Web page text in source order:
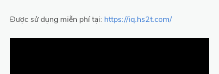
Được sử dụng miễn phí tại: https://iq.hs2t.com/